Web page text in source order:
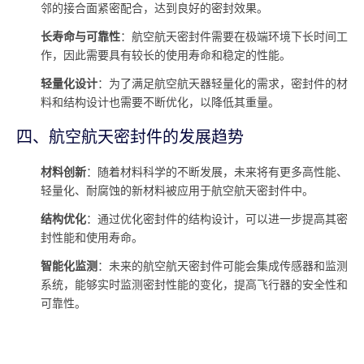
邻的接合面紧密配合，达到良好的密封效果。
长寿命与可靠性：航空航天密封件需要在极端环境下长时间工
作，因此需要具有较长的使用寿命和稳定的性能。
轻量化设计：为了满足航空航天器轻量化的需求，密封件的材
料和结构设计也需要不断优化，以降低其重量。
四、航空航天密封件的发展趋势
材料创新：随着材料科学的不断发展，未来将有更多高性能、
轻量化、耐腐蚀的新材料被应用于航空航天密封件中。
结构优化：通过优化密封件的结构设计，可以进一步提高其密
封性能和使用寿命。
智能化监测 ：未来的航空航天密封件可能会集成传感器和监测
系统，能够实时监测密封性能的变化，提高飞行器的安全性和
可靠性。